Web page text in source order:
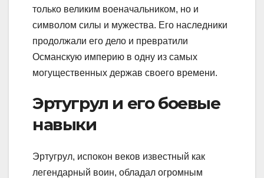
только великим военачальником, но и
символом силы и мужества. Его наследники
продолжали его дело и превратили
Османскую империю в одну из самых
могущественных держав своего времени.
Эртугрул и его боевые
навыки
Эртугрул, испокон веков известный как
легендарный воин, обладал огромным